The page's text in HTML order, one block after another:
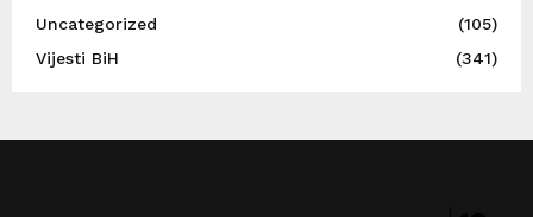
Uncategorized
(105)
Vijesti BiH
(341)